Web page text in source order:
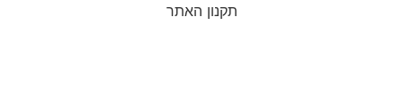
תקנון האתר